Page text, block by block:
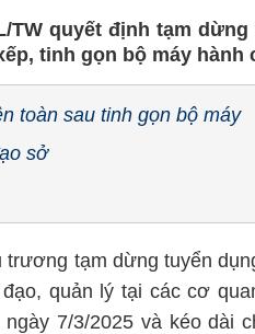
TW quyết định tạm
tinh gọn bộ máy hành
toàn sau tinh gọn bộ máy
sở
tạm dừng tuyển
quản lý tại các cơ
7/3/2025 và kéo dài